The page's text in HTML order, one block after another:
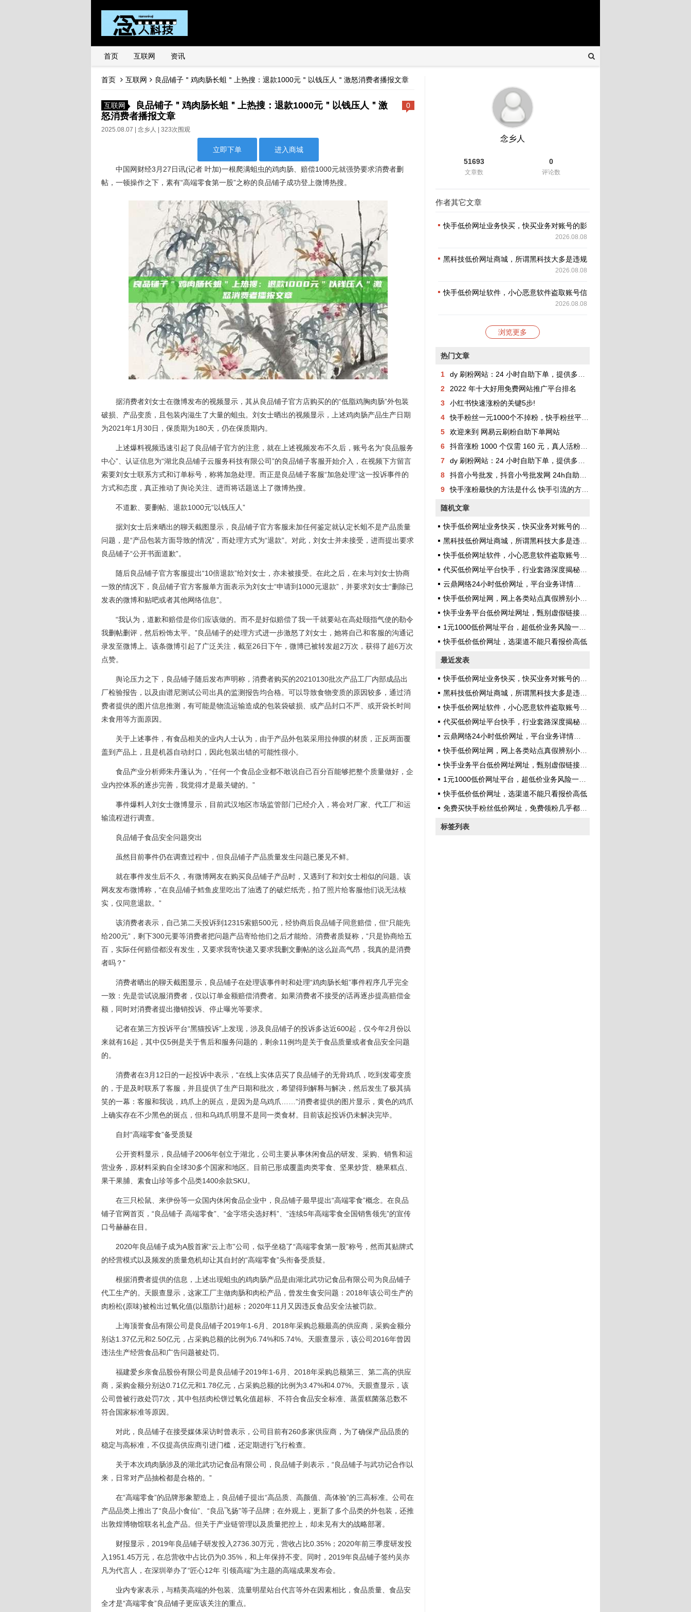
首页 互联网 资讯
首页 互联网 良品铺子＂鸡肉肠长蛆＂上热搜：退款1000元＂以钱压人＂激怒消费者播报文章
互联网 0
良品铺子＂鸡肉肠长蛆＂上热搜：退款1000元＂以钱压人＂激
怒消费者播报文章
2025.08.07 | 念乡人 | 323次围观
立即下单 进入商城
中国网财经3月27日讯(记者 叶加)一根爬满蛆虫的鸡肉肠、赔偿1000元就强势要求消费者删
帖，一顿操作之下，素有“高端零食第一股”之称的良品铺子成功登上微博热搜。
据消费者刘女士在微博发布的视频显示，其从良品铺子官方店购买的的“低脂鸡胸肉肠”外包装
破损、产品变质，且包装内滋生了大量的蛆虫。刘女士晒出的视频显示，上述鸡肉肠产品生产日期
为2021年1月30日，保质期为180天，仍在保质期内。
上述爆料视频迅速引起了良品铺子官方的注意，就在上述视频发布不久后，账号名为“良品服务
中心”、认证信息为“湖北良品铺子云服务科技有限公司”的良品铺子客服开始介入，在视频下方留言
索要刘女士联系方式和订单标号，称将加急处理。而正是良品铺子客服“加急处理”这一投诉事件的
方式和态度，真正推动了舆论关注、进而将话题送上了微博热搜。
不道歉、要删帖、退款1000元“以钱压人”
据刘女士后来晒出的聊天截图显示，良品铺子官方客服未加任何鉴定就认定长蛆不是产品质量
问题，是“产品包装方面导致的情况”，而处理方式为“退款”。对此，刘女士并未接受，进而提出要求
良品铺子“公开书面道歉”。
随后良品铺子官方客服提出“10倍退款”给刘女士，亦未被接受。在此之后，在未与刘女士协商
一致的情况下，良品铺子官方客服单方面表示为刘女士“申请到1000元退款”，并要求刘女士“删除已
发表的微博和贴吧或者其他网络信息”。
“我认为，道歉和赔偿是你们应该做的。而不是好似赔偿了我一千就要站在高处颐指气使的勒令
我删帖删评，然后粉饰太平。”良品铺子的处理方式进一步激怒了刘女士，她将自己和客服的沟通记
录发至微博上。该条微博引起了广泛关注，截至26日下午，微博已被转发超2万次，获得了超6万次
点赞。
舆论压力之下，良品铺子随后发布声明称，消费者购买的20210130批次产品工厂内部成品出
厂检验报告，以及由谱尼测试公司出具的监测报告均合格。可以导致食物变质的原因较多，通过消
费者提供的图片信息推测，有可能是物流运输造成的包装袋破损、或产品封口不严、或开袋长时间
未食用等方面原因。
关于上述事件，有食品相关的业内人士认为，由于产品外包装采用拉伸膜的材质，正反两面覆
盖到产品上，且是机器自动封口，因此包装出错的可能性很小。
食品产业分析师朱丹蓬认为，“任何一个食品企业都不敢说自己百分百能够把整个质量做好，企
业内控体系的逐步完善，我觉得才是最关键的。”
事件爆料人刘女士微博显示，目前武汉地区市场监管部门已经介入，将会对厂家、代工厂和运
输流程进行调查。
良品铺子食品安全问题突出
虽然目前事件仍在调查过程中，但良品铺子产品质量发生问题已屡见不鲜。
就在事件发生后不久，有微博网友在购买良品铺子产品时，又遇到了和刘女士相似的问题。该
网友发布微博称，“在良品铺子鳕鱼皮里吃出了油透了的破烂纸壳，拍了照片给客服他们说无法核
实，仅同意退款。”
该消费者表示，自己第二天投诉到12315索赔500元，经协商后良品铺子同意赔偿，但“只能先
给200元”，剩下300元要等消费者把问题产品寄给他们之后才能给。消费者质疑称，“只是协商给五
百，实际任何赔偿都没有发生，又要求我寄快递又要求我删文删帖的这么趾高气昂，我真的是消费
者吗？”
消费者晒出的聊天截图显示，良品铺子在处理该事件时和处理“鸡肉肠长蛆”事件程序几乎完全
一致：先是尝试说服消费者，仅以订单金额赔偿消费者。如果消费者不接受的话再逐步提高赔偿金
额，同时对消费者提出撤销投诉、停止曝光等要求。
记者在第三方投诉平台“黑猫投诉”上发现，涉及良品铺子的投诉多达近600起，仅今年2月份以
来就有16起，其中仅5例是关于售后和服务问题的，剩余11例均是关于食品质量或者食品安全问题
的。
消费者在3月12日的一起投诉中表示，“在线上实体店买了良品铺子的无骨鸡爪，吃到发霉变质
的，于是及时联系了客服，并且提供了生产日期和批次，希望得到解释与解决，然后发生了极其搞
笑的一幕：客服和我说，鸡爪上的斑点，是因为是乌鸡爪……”消费者提供的图片显示，黄色的鸡爪
上确实存在不少黑色的斑点，但和乌鸡爪明显不是同一类食材。目前该起投诉仍未解决完毕。
自封“高端零食”备受质疑
公开资料显示，良品铺子2006年创立于湖北，公司主要从事休闲食品的研发、采购、销售和运
营业务，原材料采购自全球30多个国家和地区。目前已形成覆盖肉类零食、坚果炒货、糖果糕点、
果干果脯、素食山珍等多个品类1400余款SKU。
在三只松鼠、来伊份等一众国内休闲食品企业中，良品铺子最早提出“高端零食”概念。在良品
铺子官网首页，“良品铺子 高端零食”、“金字塔尖选好料”、“连续5年高端零食全国销售领先”的宣传
口号赫赫在目。
2020年良品铺子成为A股首家“云上市”公司，似乎坐稳了“高端零食第一股”称号，然而其贴牌式
的经营模式以及频发的质量危机却让其自封的“高端零食”头衔备受质疑。
根据消费者提供的信息，上述出现蛆虫的鸡肉肠产品是由湖北武功记食品有限公司为良品铺子
代工生产的。天眼查显示，这家工厂主做肉肠和肉松产品，曾发生食安问题：2018年该公司生产的
肉粉松(原味)被检出过氧化值(以脂肪计)超标；2020年11月又因违反食品安全法被罚款。
上海顶誉食品有限公司是良品铺子2019年1-6月、2018年采购总额最高的供应商，采购金额分
别达1.37亿元和2.50亿元，占采购总额的比例为6.74%和5.74%。天眼查显示，该公司2016年曾因
违法生产经营食品和广告问题被处罚。
福建爱乡亲食品股份有限公司是良品铺子2019年1-6月、2018年采购总额第三、第二高的供应
商，采购金额分别达0.71亿元和1.78亿元，占采购总额的比例为3.47%和4.07%。天眼查显示，该
公司曾被行政处罚7次，其中包括肉松饼过氧化值超标、不符合食品安全标准、蒸蛋糕菌落总数不
符合国家标准等原因。
对此，良品铺子在接受媒体采访时曾表示，公司目前有260多家供应商，为了确保产品品质的
稳定与高标准，不仅提高供应商引进门槛，还定期进行飞行检查。
关于本次鸡肉肠涉及的湖北武功记食品有限公司，良品铺子则表示，“良品铺子与武功记合作以
来，日常对产品抽检都是合格的。”
在“高端零食”的品牌形象塑造上，良品铺子提出“高品质、高颜值、高体验”的三高标准。公司在
产品品类上推出了“良品小食仙”、“良品飞扬”等子品牌；在外观上，更新了多个品类的外包装，还推
出敦煌博物馆联名礼盒产品。但关于产业链管理以及质量把控上，却未见有大的战略部署。
财报显示，2019年良品铺子研发投入2736.30万元，营收占比0.35%；2020年前三季度研发投
入1951.45万元，在总营收中占比仍为0.35%，和上年保持不变。同时，2019年良品铺子签约吴亦
凡为代言人，在深圳举办了“匠心12年 引领高端”为主题的高端成果发布会。
业内专家表示，与精美高端的外包装、流量明星站台代言等外在因素相比，食品质量、食品安
全才是“高端零食”良品铺子更应该关注的重点。
念乡人
51693
文章数
0
评论数
作者其它文章
快手低价网址业务快买，快买业务对账号的影响
2026.08.08
黑科技低价网址商城，所谓黑科技大多是违规手段
2026.08.08
快手低价网址软件，小心恶意软件盗取账号信息
2026.08.08
浏览更多
热门文章
1
dy 刷粉网站：24 小时自助下单，提供多种 QQ 业务服务，助你成为网红
2
2022 年十大好用免费网站推广平台排名
3
小红书快速涨粉的关键5步!
4
快手粉丝一元1000个不掉粉，快手粉丝平台 网站免费，小白进来看看，教你如何快速涨粉1000，其实很简单！
5
欢迎来到 网易云刷粉自助下单网站
6
抖音涨粉 1000 个仅需 160 元，真人活粉助力账号价值提升
7
dy 刷粉网站：24 小时自助下单，提供多种 QQ 业务服务，助你成为网红
8
抖音小号批发，抖音小号批发网 24h自助发卡？
9
快手涨粉最快的方法是什么 快手引流的方法是什么
随机文章
快手低价网址业务快买，快买业务对账号的影响
黑科技低价网址商城，所谓黑科技大多是违规手段
快手低价网址软件，小心恶意软件盗取账号信息
代买低价网址平台快手，行业套路深度揭秘分享
云鼎网络24小时低价网址，平台业务详情梳理
快手低价网址网，网上各类站点真假辨别小技巧
快手业务平台低价网址网址，甄别虚假链接方法
1元1000低价网址平台，超低价业务风险一定要知
快手低价低价网址，选渠道不能只看报价高低
最近发表
快手低价网址业务快买，快买业务对账号的影响
黑科技低价网址商城，所谓黑科技大多是违规手段
快手低价网址软件，小心恶意软件盗取账号信息
代买低价网址平台快手，行业套路深度揭秘分享
云鼎网络24小时低价网址，平台业务详情梳理
快手低价网址网，网上各类站点真假辨别小技巧
快手业务平台低价网址网址，甄别虚假链接方法
1元1000低价网址平台，超低价业务风险一定要知
快手低价低价网址，选渠道不能只看报价高低
免费买快手粉丝低价网址，免费领粉几乎都是骗局
标签列表